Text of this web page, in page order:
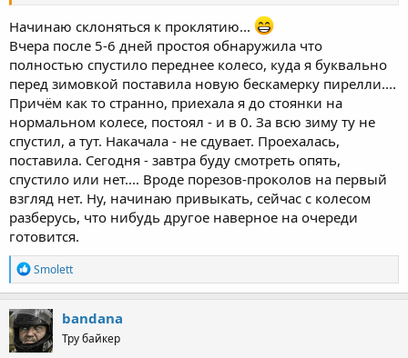
Начинаю склоняться к проклятию...
Вчера после 5-6 дней простоя обнаружила что
полностью спустило переднее колесо, куда я буквально
перед зимовкой поставила новую бескамерку пирелли....
Причём как то странно, приехала я до стоянки на
нормальном колесе, постоял - и в 0. За всю зиму ту не
спустил, а тут. Накачала - не сдувает. Проехалась,
поставила. Сегодня - завтра буду смотреть опять,
спустило или нет.... Вроде порезов-проколов на первый
взгляд нет. Ну, начинаю привыкать, сейчас с колесом
разберусь, что нибудь другое наверное на очереди
готовится.
R
e
a
c
t
i
Smolett
bandana
Тру байкер